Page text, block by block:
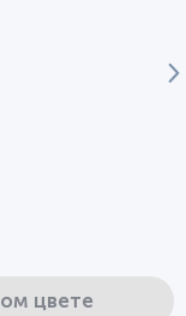
цвете